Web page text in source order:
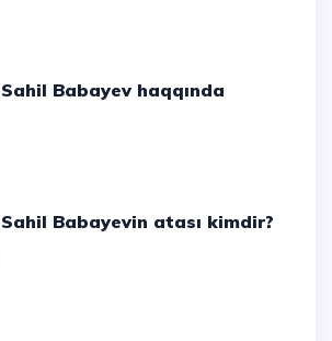
Sahil Babayev haqqında
Sahil Babayevin atası kimdir?